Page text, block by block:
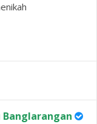
Banglarangan